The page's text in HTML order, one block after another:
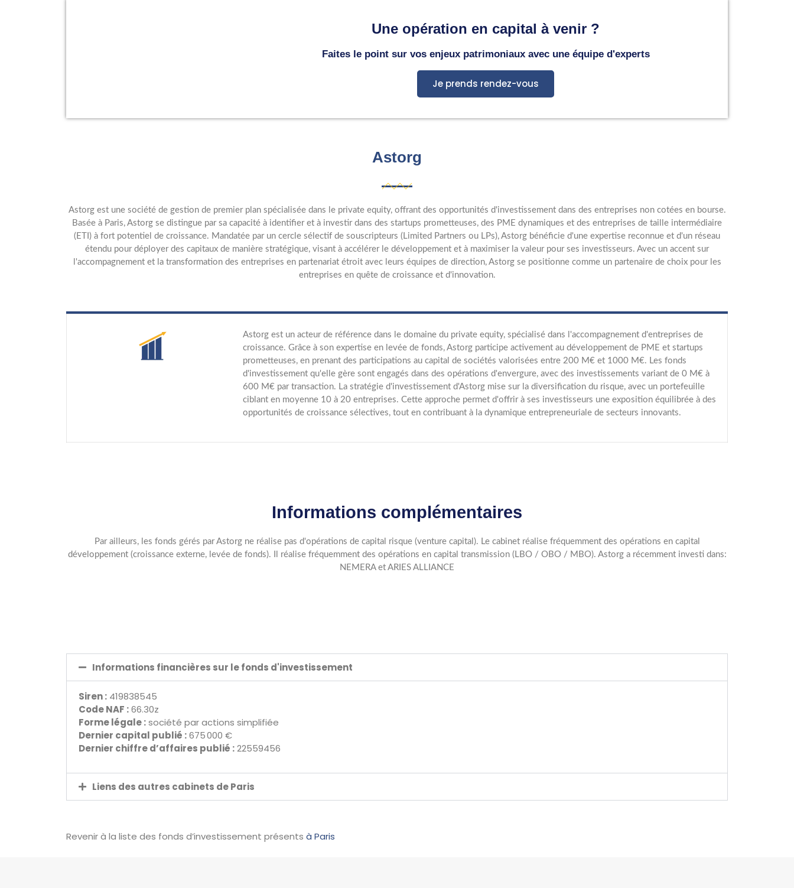
Une opération en capital à venir ?
Faites le point sur vos enjeux patrimoniaux avec une équipe d'experts
Je prends rendez-vous
Astorg
Astorg est une société de gestion de premier plan spécialisée dans le private equity, offrant des opportunités d'investissement dans des entreprises non cotées en bourse.
Basée à Paris, Astorg se distingue par sa capacité à identifier et à investir dans des startups prometteuses, des PME dynamiques et des entreprises de taille intermédiaire
(ETI) à fort potentiel de croissance. Mandatée par un cercle sélectif de souscripteurs (Limited Partners ou LPs), Astorg bénéficie d'une expertise reconnue et d'un réseau
étendu pour déployer des capitaux de manière stratégique, visant à accélérer le développement et à maximiser la valeur pour ses investisseurs. Avec un accent sur
l'accompagnement et la transformation des entreprises en partenariat étroit avec leurs équipes de direction, Astorg se positionne comme un partenaire de choix pour les
entreprises en quête de croissance et d'innovation.
Astorg est un acteur de référence dans le domaine du private equity, spécialisé dans l'accompagnement d'entreprises de
croissance. Grâce à son expertise en levée de fonds, Astorg participe activement au développement de PME et startups
prometteuses, en prenant des participations au capital de sociétés valorisées entre 200 M€ et 1000 M€. Les fonds
d'investissement qu'elle gère sont engagés dans des opérations d'envergure, avec des investissements variant de 0 M€ à
600 M€ par transaction. La stratégie d'investissement d'Astorg mise sur la diversification du risque, avec un portefeuille
ciblant en moyenne 10 à 20 entreprises. Cette approche permet d'offrir à ses investisseurs une exposition équilibrée à des
opportunités de croissance sélectives, tout en contribuant à la dynamique entrepreneuriale de secteurs innovants.
Informations complémentaires
Par ailleurs, les fonds gérés par Astorg ne réalise pas d'opérations de capital risque (venture capital). Le cabinet réalise fréquemment des opérations en capital
développement (croissance externe, levée de fonds). Il réalise fréquemment des opérations en capital transmission (LBO / OBO / MBO). Astorg a récemment investi dans:
NEMERA et ARIES ALLIANCE
Informations financières sur le fonds d'investissement
Siren : 419838545
Code NAF :66.30z
Forme légale :société par actions simplifiée
Dernier capital publié :675 000 €
Dernier chiffre d’affaires publié :22559456
Liens des autres cabinets de Paris
Revenir à la liste des fonds d’investissement présents à Paris